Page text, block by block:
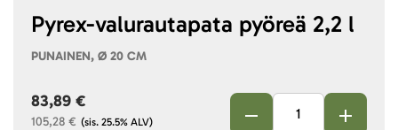
Pyrex-valurautapata pyöreä 2,2 l
PUNAINEN, Ø 20 CM
(sis. 25.5% ALV)
105,28 €
83,89 €
images
beginning
gallery